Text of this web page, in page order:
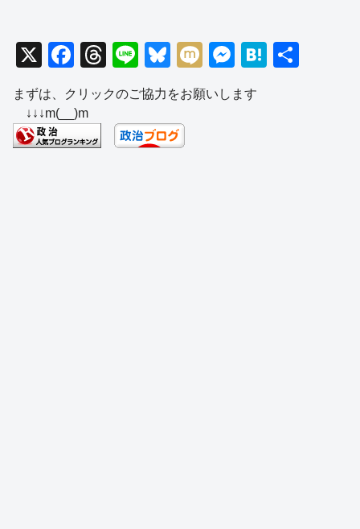
X
F
a
c
e
b
T
hr
e
a
d
Li
n
e
Bl
u
e
sk
y
M
ixi
M
e
ss
H
まずは、クリックのご協力をお願いします
↓↓↓m(__)m